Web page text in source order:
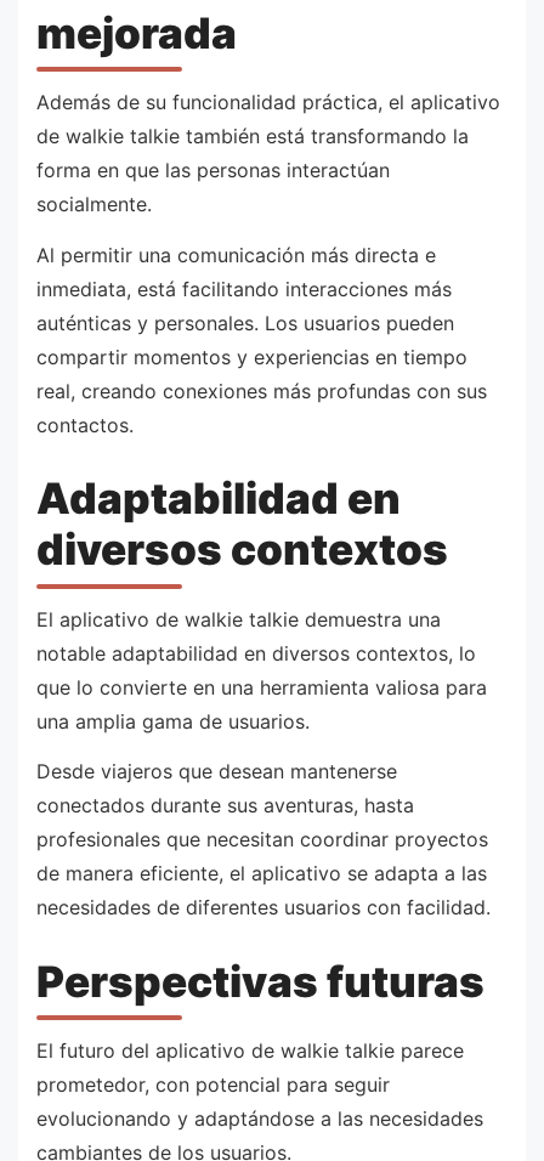
mejorada
Además de su funcionalidad práctica, el aplicativo
de walkie talkie también está transformando la
forma en que las personas interactúan
socialmente.
Al permitir una comunicación más directa e
inmediata, está facilitando interacciones más
auténticas y personales. Los usuarios pueden
compartir momentos y experiencias en tiempo
real, creando conexiones más profundas con sus
contactos.
Adaptabilidad en
diversos contextos
El aplicativo de walkie talkie demuestra una
notable adaptabilidad en diversos contextos, lo
que lo convierte en una herramienta valiosa para
una amplia gama de usuarios.
Desde viajeros que desean mantenerse
conectados durante sus aventuras, hasta
profesionales que necesitan coordinar proyectos
de manera eficiente, el aplicativo se adapta a las
necesidades de diferentes usuarios con facilidad.
Perspectivas futuras
El futuro del aplicativo de walkie talkie parece
prometedor, con potencial para seguir
evolucionando y adaptándose a las necesidades
cambiantes de los usuarios.